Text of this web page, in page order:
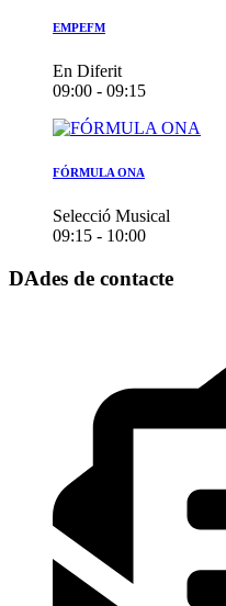
EMPEFM
En Diferit
09:00 - 09:15
FÓRMULA ONA
Selecció Musical
09:15 - 10:00
DAdes de contacte